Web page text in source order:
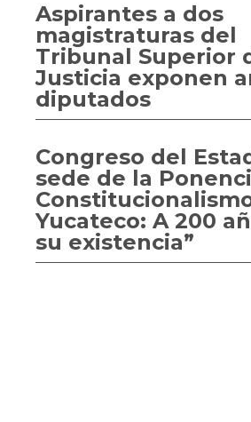
Aspirantes a dos
magistraturas del
Tribunal Superior
Justicia exponen
diputados
Congreso del
sede de la
Yucateco: A 200
su existencia”